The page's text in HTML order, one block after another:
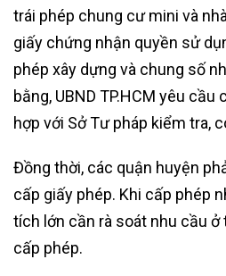
trái phép chung cư mini và
giấy chứng nhận quyền sử
phép xây dựng và chung số
bằng, UBND TP.HCM yêu
hợp với Sở Tư pháp kiểm tra,
Đồng thời, các quận huyện
cấp giấy phép. Khi cấp phép
tích lớn cần rà soát nhu cầu
cấp phép.